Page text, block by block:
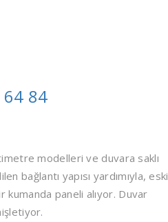
84
modelleri ve duvara saklı
bağlantı yapısı yardımıyla, eski
paneli alıyor. Duvar